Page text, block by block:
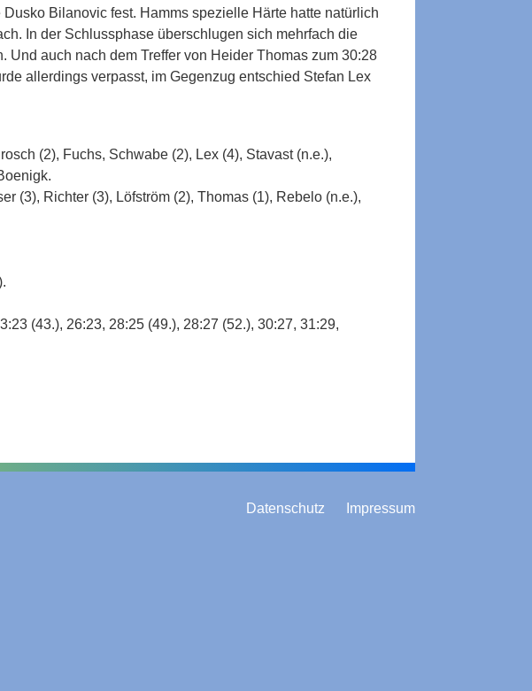
Bilanovic fest. Hamms spezielle Härte hatte natürlich
In der Schlussphase überschlugen sich mehrfach die
auch nach dem Treffer von Heider Thomas zum 30:28
allerdings verpasst, im Gegenzug entschied Stefan Lex
(2), Fuchs, Schwabe (2), Lex (4), Stavast (n.e.),
(3), Richter (3), Löfström (2), Thomas (1), Rebelo (n.e.),
(43.), 26:23, 28:25 (49.), 28:27 (52.), 30:27, 31:29,
Datenschutz Impressum